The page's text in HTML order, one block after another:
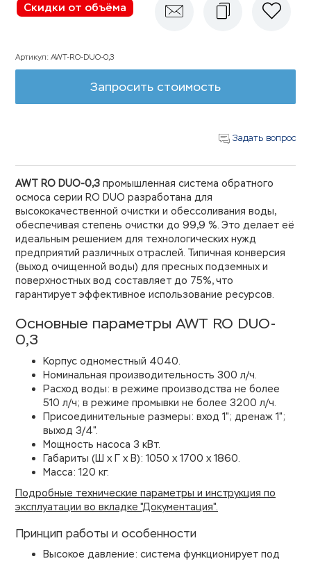
Скидки от объёма
Артикул: AWT-RO-DUO-0,3
Запросить стоимость
Задать вопрос
AWT RO DUO-0,3 промышленная система обратного
осмоса серии RO DUO разработана для
высококачественной очистки и обессоливания воды,
обеспечивая степень очистки до 99,9 %. Это делает её
идеальным решением для технологических нужд
предприятий различных отраслей. Типичная конверсия
(выход очищенной воды) для пресных подземных и
поверхностных вод составляет до 75%, что
гарантирует эффективное использование ресурсов.
Основные параметры AWT RO DUO-
0,3
Корпус одноместный 4040.
Номинальная производительность 300 л/ч.
Расход воды: в режиме производства не более
510 л/ч; в режиме промывки не более 3200 л/ч.
Присоединительные размеры: вход 1"; дренаж 1";
выход 3/4".
Мощность насоса 3 кВт.
Габариты (Ш х Г х В): 1050 х 1700 х 1860.
Масса: 120 кг.
Подробные технические параметры и инструкция по
эксплуатации во вкладке "Документация".
Принцип работы и особенности
Высокое давление: система функционирует под